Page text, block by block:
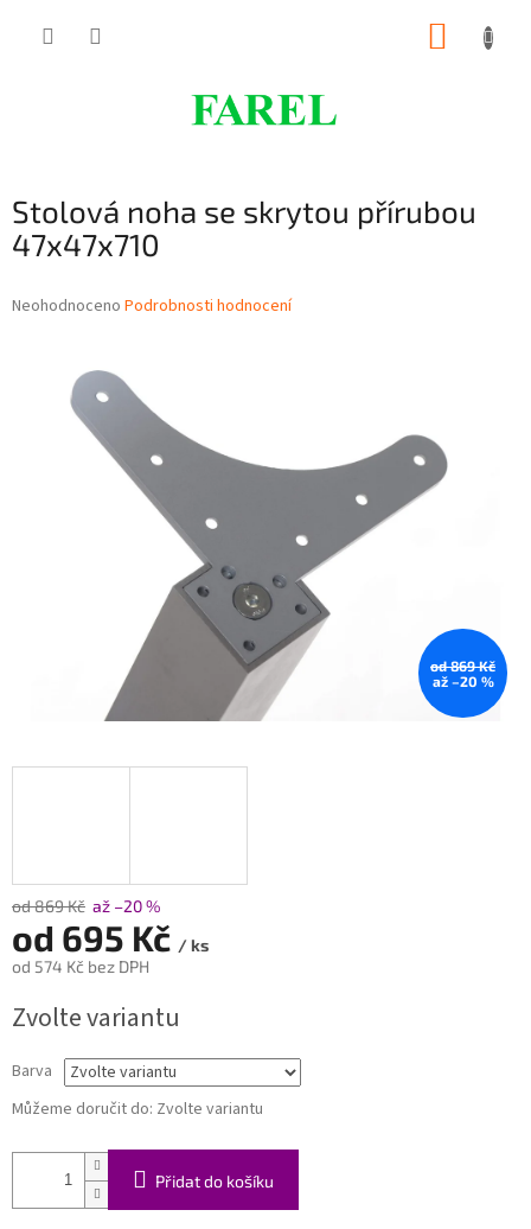
Stolová noha se skrytou přírubou
47x47x710
Průměrné
Neohodnoceno Podrobnosti hodnocení
od 869 Kč
až –20 %
od 869 Kč až –20 %
od 695 Kč / ks
od 574 Kč bez DPH
cena:
Zvolte variantu
Barva
Můžeme doručit do: Zvolte variantu
Přidat do košíku